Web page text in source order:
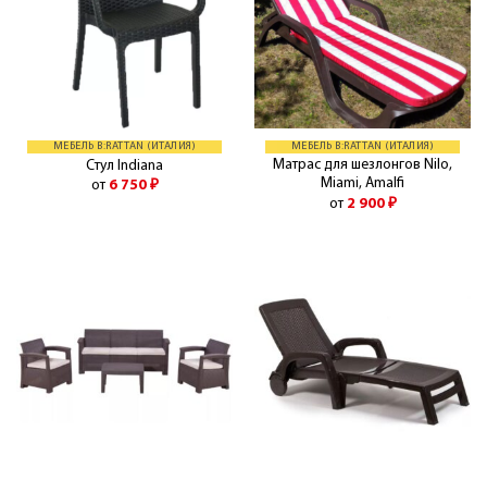
МЕБЕЛЬ B:RATTAN (ИТАЛИЯ)
Стул Indiana
от 6 750 ₽
МЕБЕЛЬ B:RATTAN (ИТАЛИЯ)
Матрас для шезлонгов Nilo,
Miami, Amalfi
от 2 900 ₽